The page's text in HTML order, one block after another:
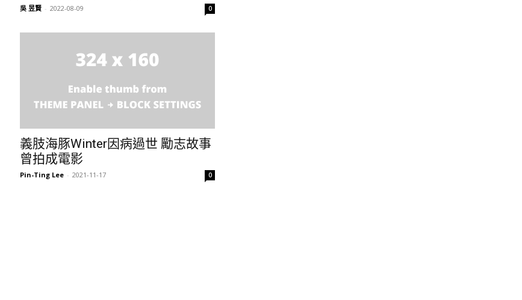
吳 昱賢 - 2022-08-09 0
義肢海豚Winter因病過世 勵志故事
曾拍成電影
Pin-Ting Lee - 2021-11-17 0